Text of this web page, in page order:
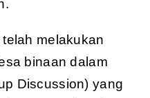
melakukan
binaan dalam
Discussion) yang